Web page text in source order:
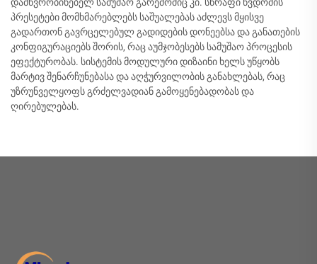
პრესეტები მომხმარებლებს საშუალებას აძლევს მყისვე
გადართონ გავრცელებულ გადიდების დონეებსა და განათების
კონფიგურაციებს შორის, რაც აუმჯობესებს სამუშაო პროცესის
ეფექტურობას. სისტემის მოდულური დიზაინი ხელს უწყობს
მარტივ შენარჩუნებასა და აღჭურვილობის განახლებას, რაც
უზრუნველყოფს გრძელვადიან გამოყენებადობას და
ღირებულებას.